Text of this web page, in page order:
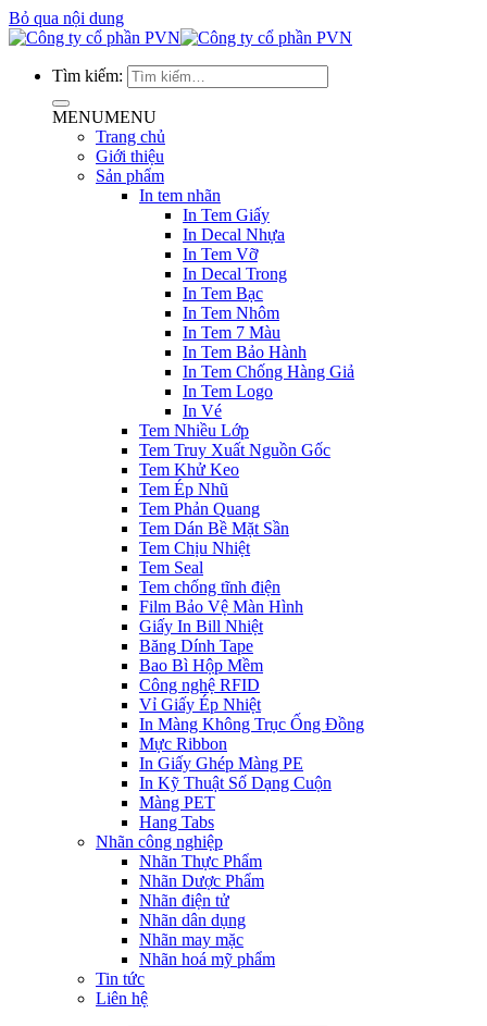
Bỏ qua nội dung
Tìm kiếm:
MENUMENU
Trang chủ
Giới thiệu
Sản phẩm
In tem nhãn
In Tem Giấy
In Decal Nhựa
In Tem Vỡ
In Decal Trong
In Tem Bạc
In Tem Nhôm
In Tem 7 Màu
In Tem Bảo Hành
In Tem Chống Hàng Giả
In Tem Logo
In Vé
Tem Nhiều Lớp
Tem Truy Xuất Nguồn Gốc
Tem Khử Keo
Tem Ép Nhũ
Tem Phản Quang
Tem Dán Bề Mặt Sần
Tem Chịu Nhiệt
Tem Seal
Tem chống tĩnh điện
Film Bảo Vệ Màn Hình
Giấy In Bill Nhiệt
Băng Dính Tape
Bao Bì Hộp Mềm
Công nghệ RFID
Vỉ Giấy Ép Nhiệt
In Màng Không Trục Ống Đồng
Mực Ribbon
In Giấy Ghép Màng PE
In Kỹ Thuật Số Dạng Cuộn
Màng PET
Hang Tabs
Nhãn công nghiệp
Nhãn Thực Phẩm
Nhãn Dược Phẩm
Nhãn điện tử
Nhãn dân dụng
Nhãn may mặc
Nhãn hoá mỹ phẩm
Tin tức
Liên hệ